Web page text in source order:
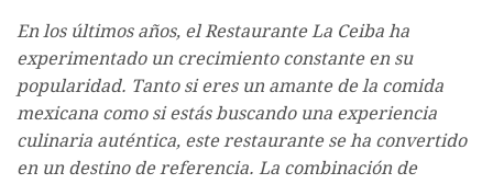
En los últimos años, el Restaurante La Ceiba ha
experimentado un crecimiento constante en su
popularidad. Tanto si eres un amante de la comida
mexicana como si estás buscando una experiencia
culinaria auténtica, este restaurante se ha convertido
en un destino de referencia. La combinación de